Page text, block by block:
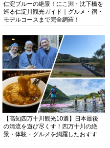
仁淀ブルーの絶景！にこ淵・沈下橋を
巡る仁淀川観光ガイド｜グルメ・宿・
モデルコースまで完全網羅！
【高知四万十川観光10選】日本最後
の清流を遊び尽くす！四万十川の絶
景・体験・グルメを網羅したおすすめ